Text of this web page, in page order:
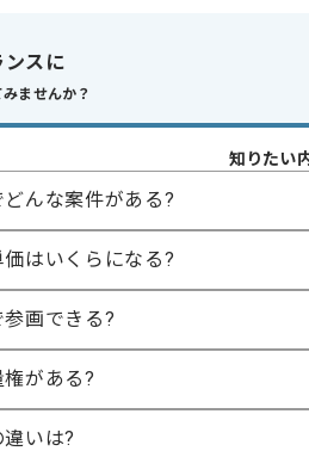
スキルに不安がある方へ
精算基準時間
140時間〜200時間
支払いサイト
15日
商談回数
募集人数
ンスに
ませんか？
知りたい
んな案件がある?
はいくらになる?
画できる?
がある?
いは?